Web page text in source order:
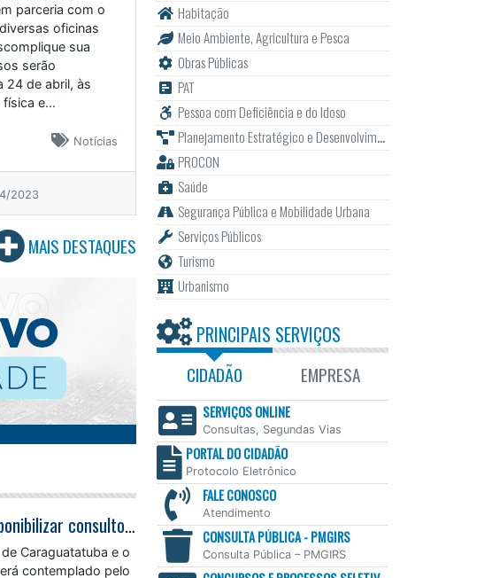
parceria com o
oficinas
sua
serão
24 de abril, às
e...
Notícias
2023
MAIS DESTAQUES
Caraguatatuba e o
contemplado pelo
Habitação
Meio Ambiente, Agricultura e Pesca
Obras Públicas
PAT
Pessoa com Deficiência e do Idoso
Planejamento Estratégico e Desenvolvimento
PROCON
Saúde
Segurança Pública e Mobilidade Urbana
Serviços Públicos
Turismo
Urbanismo
PRINCIPAIS SERVIÇOS
CIDADÃO EMPRESA
SERVIÇOS ONLINE
Consultas, Segundas Vias
PORTAL DO CIDADÃO
Protocolo Eletrônico
FALE CONOSCO
Atendimento
CONSULTA PÚBLICA - PMGIRS
Consulta Pública – PMGIRS